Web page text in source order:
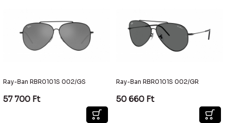
Ray-Ban RBR0101S 002/GS
57 700 Ft
Ray-Ban RBR0101S 002/GR
50 660 Ft